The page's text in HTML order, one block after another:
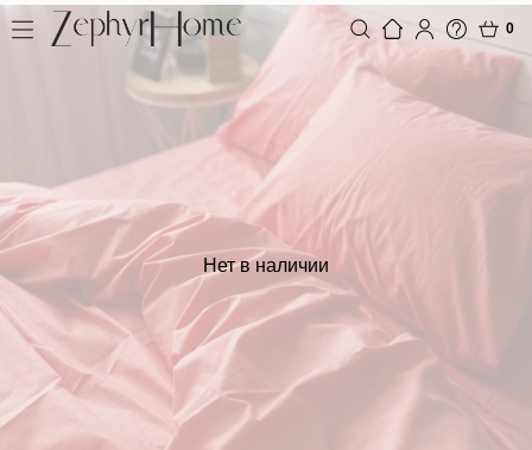
0
Нет в наличии